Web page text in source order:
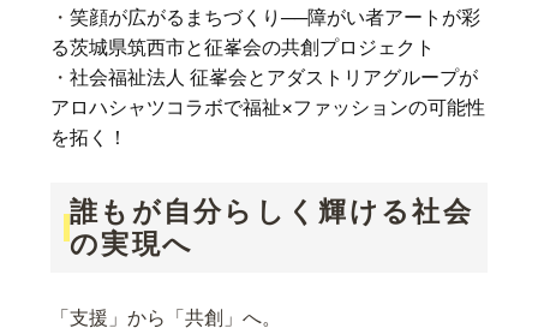
・ 笑顔が広がるまちづくり──障がい者アートが彩
る茨城県筑西市と征峯会の共創プロジェクト
・ 社会福祉法人 征峯会とアダストリアグループが
アロハシャツコラボで福祉×ファッションの可能性
を拓く！
誰もが自分らしく輝ける社会
の実現へ
「支援」から「共創」へ。